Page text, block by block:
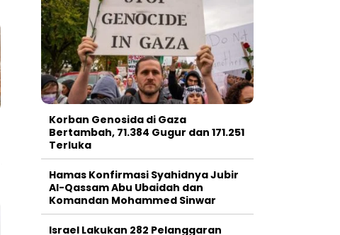
Korban Genosida di Gaza
Bertambah, 71.384 Gugur dan 171.251
Terluka
Hamas Konfirmasi Syahidnya Jubir
Al-Qassam Abu Ubaidah dan
Komandan Mohammed Sinwar
Israel Lakukan 282 Pelanggaran